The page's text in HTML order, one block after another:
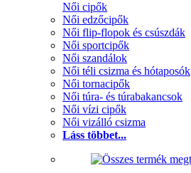
Női cipők
Női edzőcipők
Női flip-flopok és csúszdák
Női sportcipők
Női szandálok
Női téli csizma és hótaposók
Női tornacipők
Női túra- és túrabakancsok
Női vízi cipők
Női vizálló csizma
Láss többet...